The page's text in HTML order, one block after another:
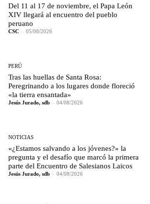
Del 11 al 17 de noviembre, el Papa León
XIV llegará al encuentro del pueblo
peruano
CSC - 05/08/2026
PERÚ
Tras las huellas de Santa Rosa:
Peregrinando a los lugares donde floreció
«la tierra ensantada»
Jesús Jurado, sdb - 04/08/2026
NOTICIAS
«¿Estamos salvando a los jóvenes?» la
pregunta y el desafío que marcó la primera
parte del Encuentro de Salesianos Laicos
Jesús Jurado, sdb - 04/08/2026